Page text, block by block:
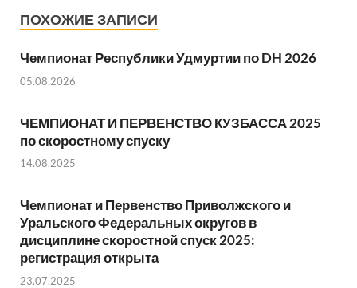
ПОХОЖИЕ ЗАПИСИ
Чемпионат Республики Удмуртии по DH 2026
05.08.2026
ЧЕМПИОНАТ И ПЕРВЕНСТВО КУЗБАССА 2025
по скоростному спуску
14.08.2025
Чемпионат и Первенство Приволжского и
Уральского Федеральных округов в
дисциплине скоростной спуск 2025:
регистрация открыта
23.07.2025